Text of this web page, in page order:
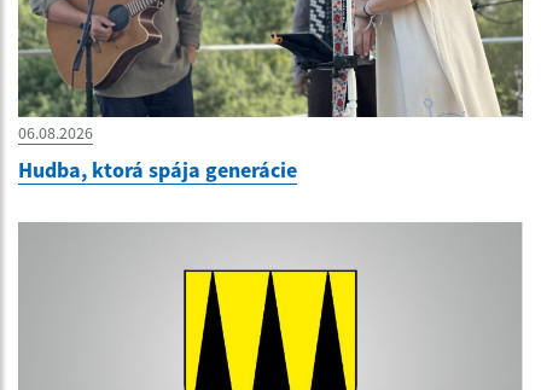
06.08.2026
Hudba, ktorá spája generácie